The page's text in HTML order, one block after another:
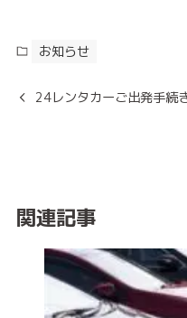
お知らせ
24レンタカーご出発手続
関連記事